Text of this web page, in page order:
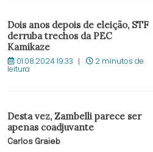
Dois anos depois de eleição, STF
derruba trechos da PEC
Kamikaze
01.08.2024 19:33 2 minutos de
leitura
Desta vez, Zambelli parece ser
apenas coadjuvante
Carlos Graieb